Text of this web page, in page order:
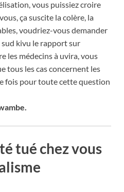
vous puissiez croire
ça suscite la colère, la
voudriez-vous demander
kivu le rapport sur
les médecins à uvira, vous
tous les cas concernent les
fois pour toute cette question
tué chez vous